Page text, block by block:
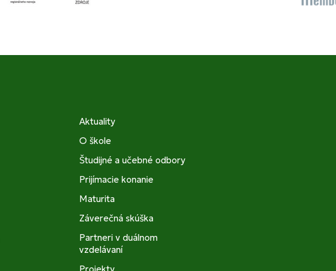
Aktuality
O škole
Študijné a učebné odbory
Prijímacie konanie
Maturita
Záverečná skúška
Partneri v duálnom
vzdelávaní